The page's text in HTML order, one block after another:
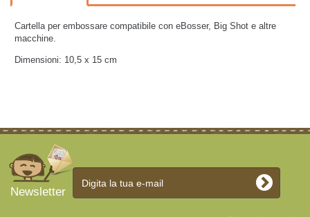
Cartella per embossare compatibile con eBosser, Big Shot e altre
macchine.
Dimensioni: 10,5 x 15 cm
Newsletter